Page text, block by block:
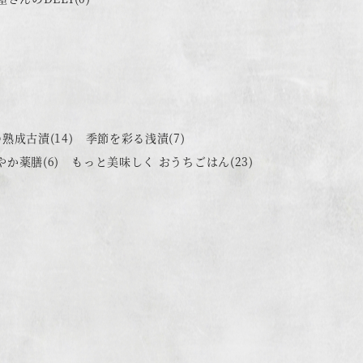
成古漬(14) 季節を彩る浅漬(7)
か薬膳(6) もっと美味しく おうちごはん(23)